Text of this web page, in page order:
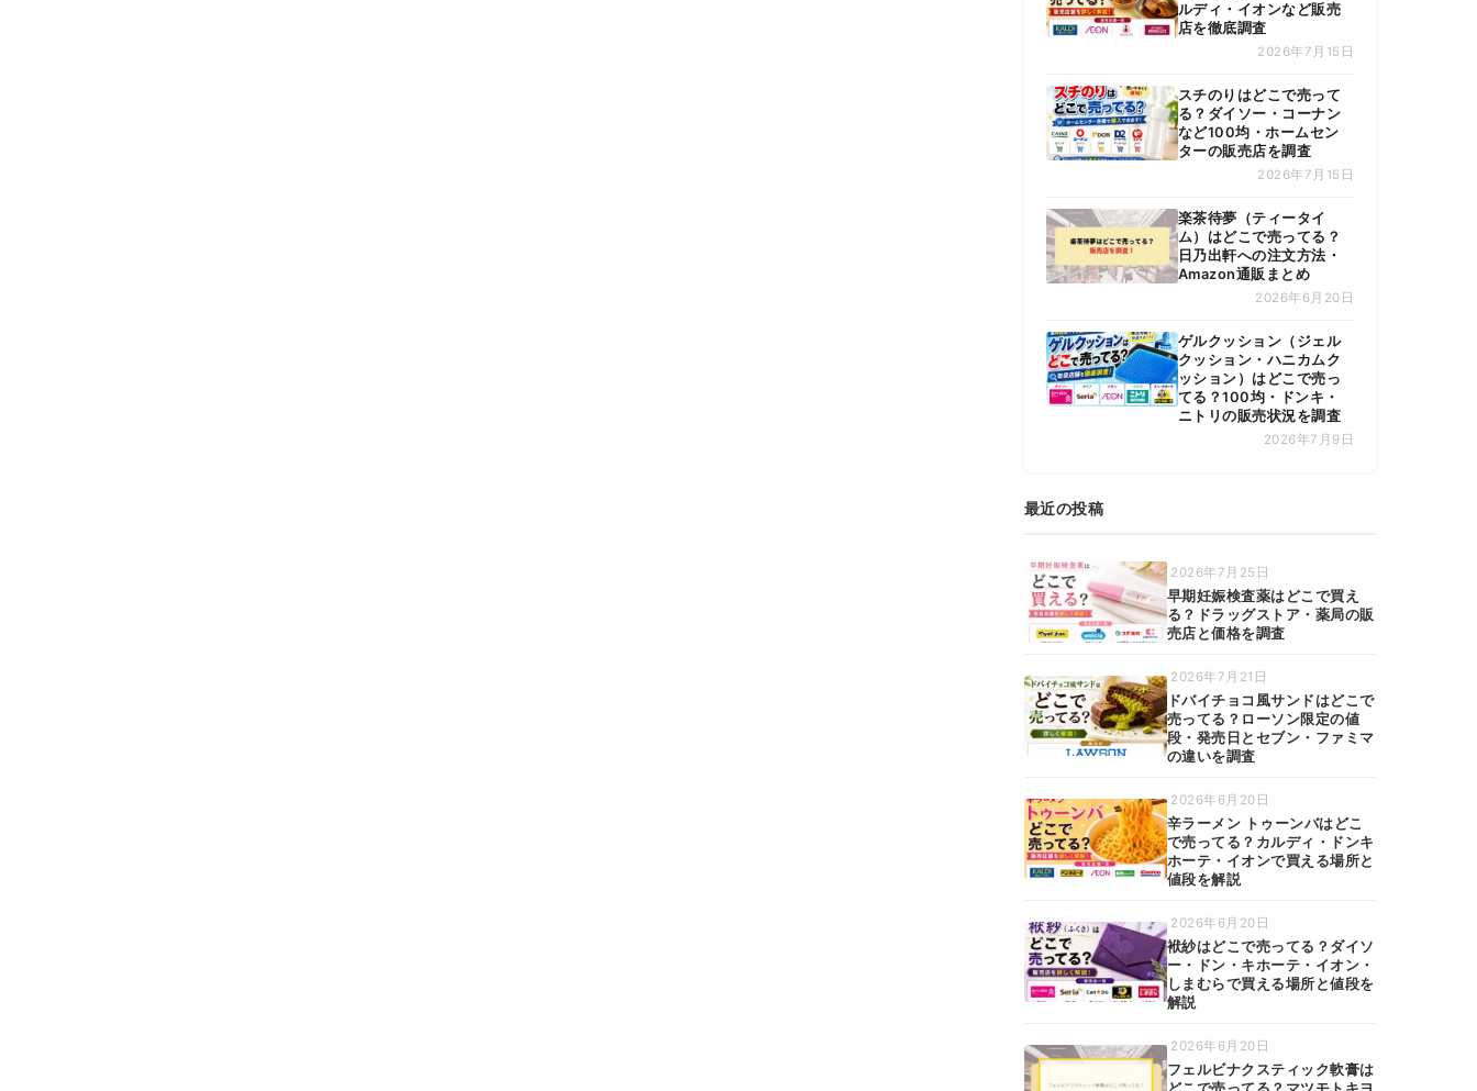
ルディ・イオンなど販売
店を徹底調査
2026年7月15日
スチのりはどこで売って
る？ダイソー・コーナン
など100均・ホームセン
ターの販売店を調査
2026年7月15日
楽茶待夢（ティータイ
ム）はどこで売ってる？
日乃出軒への注文方法・
Amazon通販まとめ
2026年6月20日
ゲルクッション（ジェル
クッション・ハニカムク
ッション）はどこで売っ
てる？100均・ドンキ・
ニトリの販売状況を調査
2026年7月9日
最近の投稿
2026年7月25日
早期妊娠検査薬はどこで買え
る？ドラッグストア・薬局の販
売店と価格を調査
2026年7月21日
ドバイチョコ風サンドはどこで
売ってる？ローソン限定の値
段・発売日とセブン・ファミマ
の違いを調査
2026年6月20日
辛ラーメン トゥーンバはどこ
で売ってる？カルディ・ドンキ
ホーテ・イオンで買える場所と
値段を解説
2026年6月20日
袱紗はどこで売ってる？ダイソ
ー・ドン・キホーテ・イオン・
しまむらで買える場所と値段を
解説
2026年6月20日
フェルビナクスティック軟膏は